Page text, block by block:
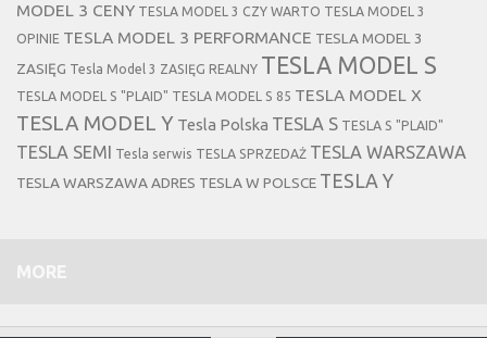
MODEL 3 CENY TESLA MODEL 3 CZY WARTO TESLA MODEL 3
OPINIE TESLA MODEL 3 PERFORMANCE TESLA MODEL 3
ZASIĘG Tesla Model 3 ZASIĘG REALNY TESLA MODEL S
TESLA MODEL S "PLAID" TESLA MODEL S 85 TESLA MODEL X
TESLA MODEL Y Tesla Polska TESLA S TESLA S "PLAID"
TESLA SEMI Tesla serwis TESLA SPRZEDAŻ TESLA WARSZAWA
TESLA WARSZAWA ADRES TESLA W POLSCE TESLA Y
MORE